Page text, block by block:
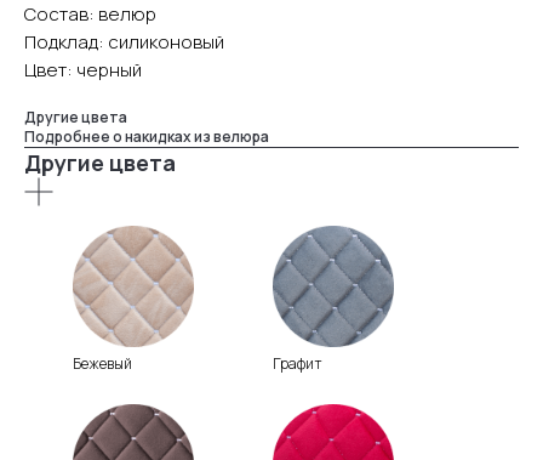
Состав: велюр
Подклад: силиконовый
Цвет: черный
Другие цвета
Подробнее о накидках из велюра
Другие цвета
Бежевый Графит